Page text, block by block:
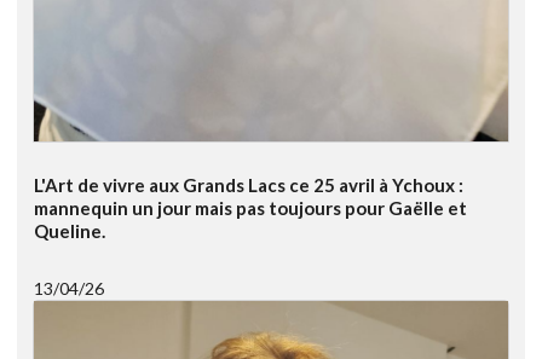
L'Art de vivre aux Grands Lacs ce 25 avril à Ychoux :
mannequin un jour mais pas toujours pour Gaëlle et
Queline.
13/04/26